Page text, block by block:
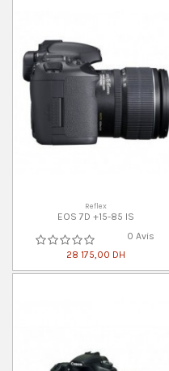
Reflex
EOS 7D +15-85 IS
0 Avis
28 175,00 DH